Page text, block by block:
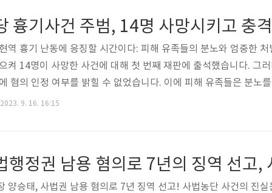
역 흉기 난동에 응징할 시간이다: 피해 유족들의 분노와 엄중한
켜 14명이 사망한 사건에 대해 첫 번째 재판에 출석했습니다. 그
혐의 인정 여부를 밝힐 수 없었습니다. 이에 피해 유족들은 분노
째 재판은 단 10분 만에 끝나게 되었고, 다음 공판은 한 달 후에 예
2023. 9. 16. 16:15
양승태, 사법권 남용 혐의로 7년 징역 선고! 사법농단 사건의 진